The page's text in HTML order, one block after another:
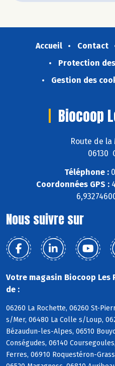
Accueil Contact
Protection
Gestion des
Biocoop
Route de
06130
Téléphone :
Coordonnées GPS :
Nous suivre sur
Votre magasin Biocoop Les
de :
06260 La Rochette, 06260 St-
s/Mer, 06480 La Colle s/Loup,
Bézaudun-les-Alpes, 06510
Conségudes, 06140
Ferres, 06910 Roquestéron-